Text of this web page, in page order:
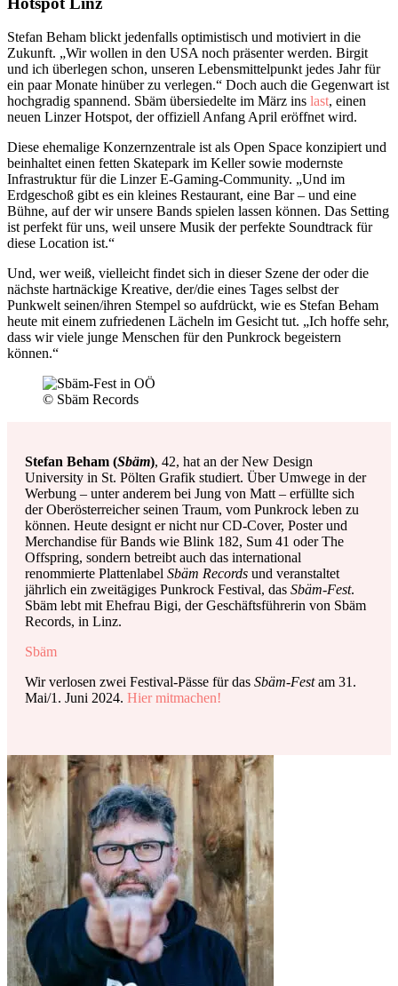
Stefan Beham blickt jedenfalls optimistisch und motiviert in die
Zukunft. „Wir wollen in den USA noch präsenter werden. Birgit
und ich überlegen schon, unseren Lebensmittelpunkt jedes Jahr für
ein paar Monate hinüber zu verlegen.“ Doch auch die Gegenwart ist
hochgradig spannend. Sbäm übersiedelte im März ins last, einen
neuen Linzer Hotspot, der offiziell Anfang April eröffnet wird.
Diese ehemalige Konzernzentrale ist als Open Space konzipiert und
beinhaltet einen fetten Skatepark im Keller sowie modernste
Infrastruktur für die Linzer E-Gaming-Community. „Und im
Erdgeschoß gibt es ein kleines Restaurant, eine Bar – und eine
Bühne, auf der wir unsere Bands spielen lassen können. Das Setting
ist perfekt für uns, weil unsere Musik der perfekte Soundtrack für
diese Location ist.“
Und, wer weiß, vielleicht findet sich in dieser Szene der oder die
nächste hartnäckige Kreative, der/die eines Tages selbst der
Punkwelt seinen/ihren Stempel so aufdrückt, wie es Stefan Beham
heute mit einem zufriedenen Lächeln im Gesicht tut. „Ich hoffe sehr,
dass wir viele junge Menschen für den Punkrock begeistern
können.“
© Sbäm Records
Stefan Beham (Sbäm), 42, hat an der New Design
University in St. Pölten Grafik studiert. Über Umwege in der
Werbung – unter anderem bei Jung von Matt – erfüllte sich
der Oberösterreicher seinen Traum, vom Punkrock leben zu
können. Heute designt er nicht nur CD-Cover, Poster und
Merchandise für Bands wie Blink 182, Sum 41 oder The
Offspring, sondern betreibt auch das international
renommierte Plattenlabel Sbäm Records und veranstaltet
jährlich ein zweitägiges Punkrock Festival, das Sbäm-Fest.
Sbäm lebt mit Ehefrau Bigi, der Geschäftsführerin von Sbäm
Records, in Linz.
Sbäm
Wirverlosen zwei Festival-Pässe für das Sbäm-Festam 31.
Mai/1. Juni 2024. Hier mitmachen!